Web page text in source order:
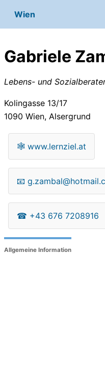
Wien
Gabriele
Lebens- und
Kolingasse 13/17
1090 Wien, Alsergrund
🕸 www.lernziel.at
📧
☎ +43 676 7208916
Allgemeine Information